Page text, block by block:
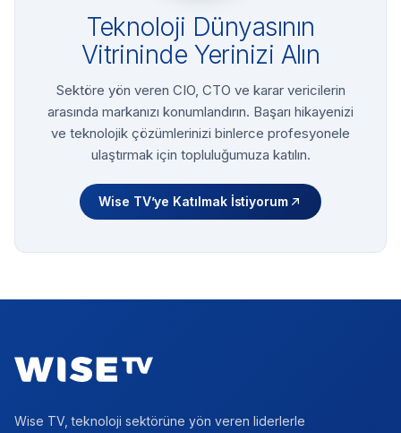
Teknoloji Dünyasının
Vitrininde Yerinizi Alın
Sektöre yön veren CIO, CTO ve karar vericilerin
arasında markanızı konumlandırın. Başarı hikayenizi
ve teknolojik çözümlerinizi binlerce profesyonele
ulaştırmak için topluluğumuza katılın.
Wise TV’ye Katılmak İstiyorum
Wise TV, teknoloji sektörüne yön veren liderlerle